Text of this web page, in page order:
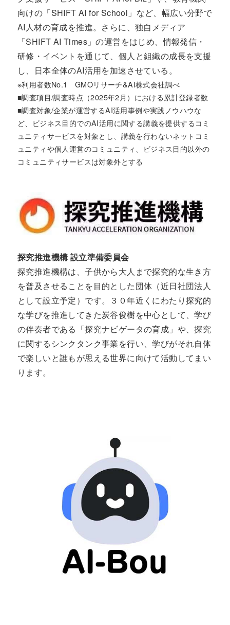
向けの「SHIFT AI for School」など、幅広い分野で
AI人材の育成を推進。さらに、独自メディア
「SHIFT AI Times」の運営をはじめ、情報発信・
研修・イベントを通じて、個人と組織の成長を支援
し、日本全体のAI活用を加速させている。
※利用者数No.1 GMOリサーチ&AI株式会社調べ
■調査項目/調査時点（2025年2月）における累計登録者数
■調査対象/企業が運営するAI活用事例や実践ノウハウな
ど、ビジネス目的でのAI活用に関する講義を提供するコミ
ュニティサービスを対象とし、講義を行わないネットコミ
ュニティや個人運営のコミュニティ、ビジネス目的以外の
コミュニティサービスは対象外とする
探究推進機構 設立準備委員会
探究推進機構は、子供から大人まで探究的な生き方
を普及させることを目的とした団体（近日社団法人
として設立予定）です。３０年近くにわたり探究的
な学びを推進してきた炭谷俊樹を中心として、学び
の伴奏者である「探究ナビゲータの育成」や、探究
に関するシンクタンク事業を行い、学びがそれ自体
で楽しいと誰もが思える世界に向けて活動してまい
ります。